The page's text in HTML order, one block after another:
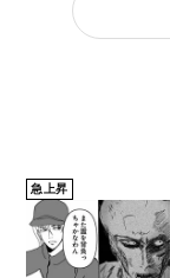
急上昇